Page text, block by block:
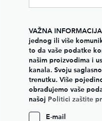
VAŽNA
jednog ili više
to da vaše podatke
našim proizvodima i
kanala. Svoju
trenutku. Više
obrađujemo vaše
našoj Politici zaštite
E-mail